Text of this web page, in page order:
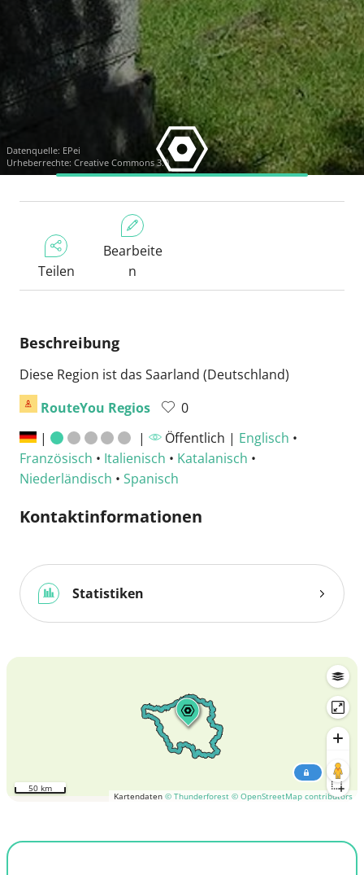
Datenquelle: EPei
Urheberrechte: Creative Commons 3.0
Teilen
Bearbeite
n
Beschreibung
Diese Region ist das Saarland (Deutschland)
RouteYou Regios
0
|
| Öffentlich | Englisch •
Französisch • Italienisch • Katalanisch •
Niederländisch • Spanisch
Kontaktinformationen
Statistiken
Kartendaten © Thunderforest © OpenStreetMap contributors
50 km